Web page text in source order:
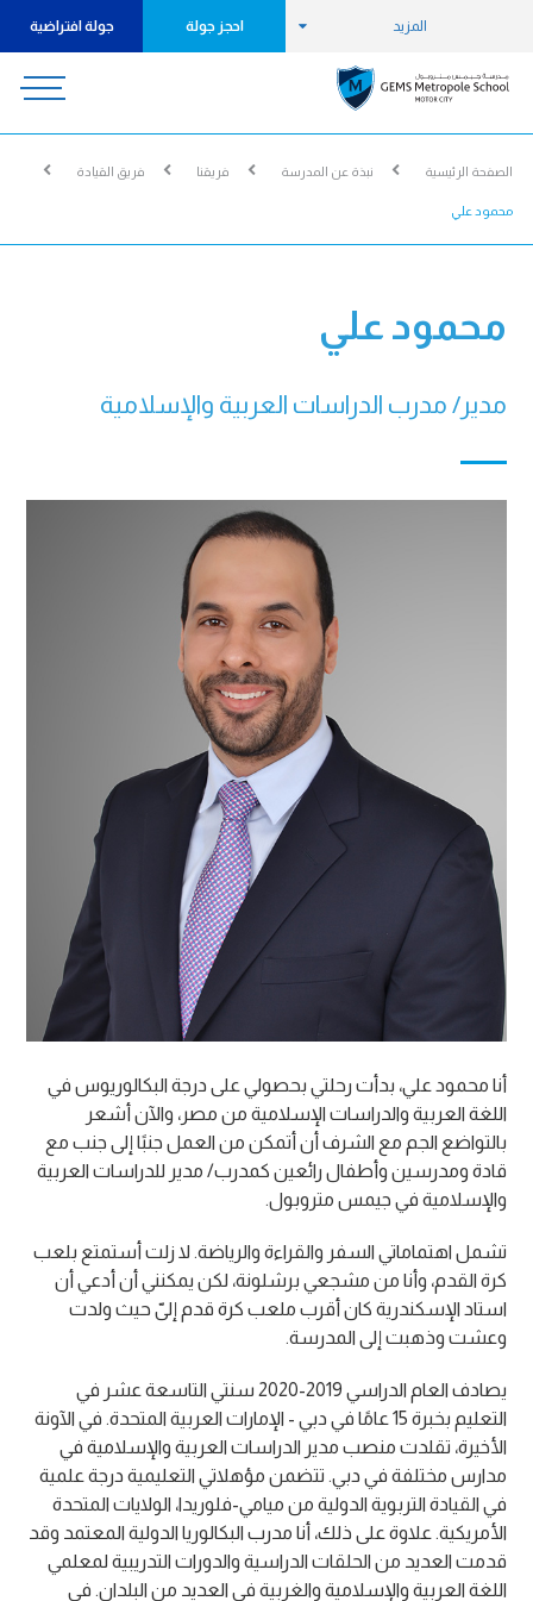
المزيد احجز جولة جولة افتراضية
الصفحة الرئيسية نبذة عن المدرسة فريقنا فريق القيادة
محمود علي
محمود علي
مدير/ مدرب الدراسات العربية والإسلامية
أنا محمود علي، بدأت رحلتي بحصولي على درجة البكالوريوس في
اللغة العربية والدراسات الإسلامية من مصر، والآن أشعر
بالتواضع الجم مع الشرف أن أتمكن من العمل جنبًا إلى جنب مع
قادة ومدرسين وأطفال رائعين كمدرب/ مدير للدراسات العربية
والإسلامية في جيمس متروبول.
تشمل اهتماماتي السفر والقراءة والرياضة. لا زلت أستمتع بلعب
كرة القدم، وأنا من مشجعي برشلونة، لكن يمكنني أن أدعي أن
استاد الإسكندرية كان أقرب ملعب كرة قدم إلىّ حيث ولدت
وعشت وذهبت إلى المدرسة.
يصادف العام الدراسي 2019-2020 سنتي التاسعة عشر في
التعليم بخبرة 15 عامًا في دبي - الإمارات العربية المتحدة. في الآونة
الأخيرة، تقلدت منصب مدير الدراسات العربية والإسلامية في
مدارس مختلفة في دبي. تتضمن مؤهلاتي التعليمية درجة علمية
في القيادة التربوية الدولية من ميامي-فلوريدا، الولايات المتحدة
الأمريكية. علاوة على ذلك، أنا مدرب البكالوريا الدولية المعتمد وقد
قدمت العديد من الحلقات الدراسية والدورات التدريبية لمعلمي
اللغة العربية والإسلامية والغربية في العديد من البلدان. في